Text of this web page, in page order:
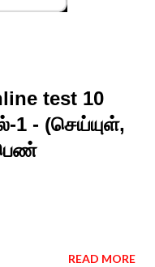
test 10
1 - (செய்யுள்,
READ MORE